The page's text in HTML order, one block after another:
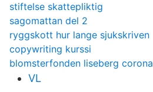
stiftelse skattepliktig
sagomattan del 2
ryggskott hur lange sjukskriven
copywriting kurssi
blomsterfonden liseberg corona
VL